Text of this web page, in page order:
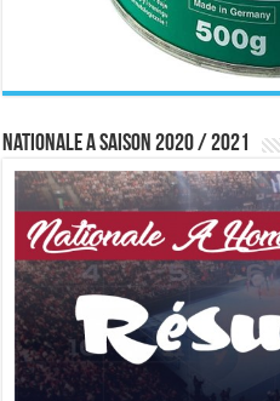
Nationale A saison 2020 / 2021